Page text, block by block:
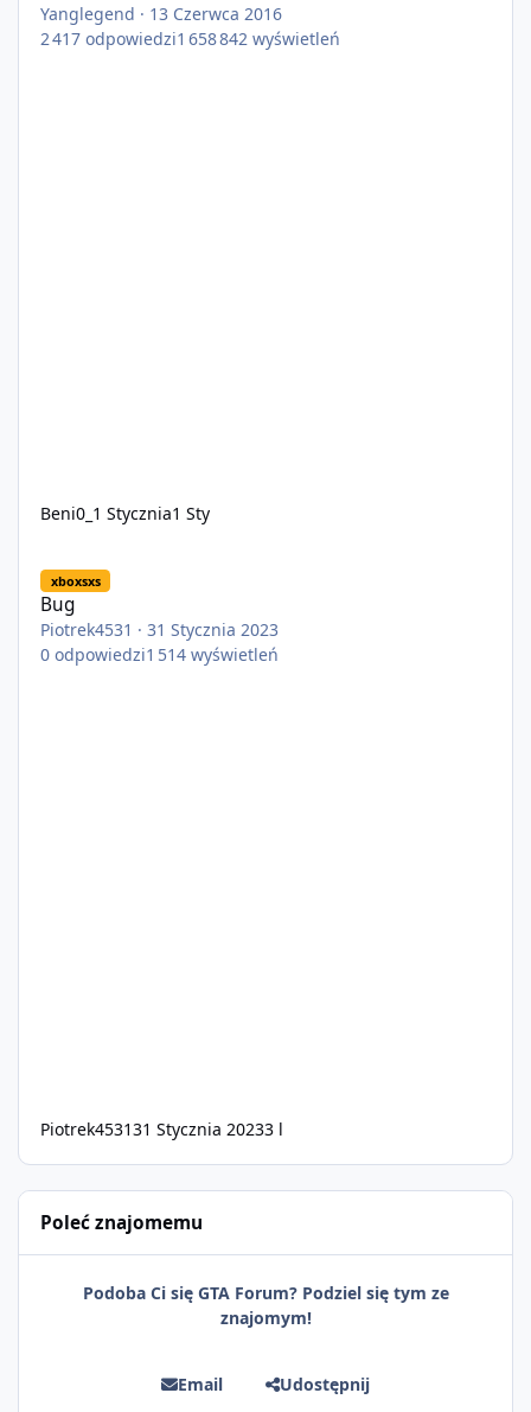
Yanglegend · 13 Czerwca 2016
2 417 odpowiedzi1 658 842 wyświetleń
Beni0_ 1 Stycznia1 Sty
xboxsxs
Bug
Piotrek4531 ·31 Stycznia 2023
0 odpowiedzi1 514 wyświetleń
Piotrek453131 Stycznia 20233 l
Poleć znajomemu
Podoba Ci się GTA Forum? Podziel się tym ze
znajomym!
Email Udostępnij